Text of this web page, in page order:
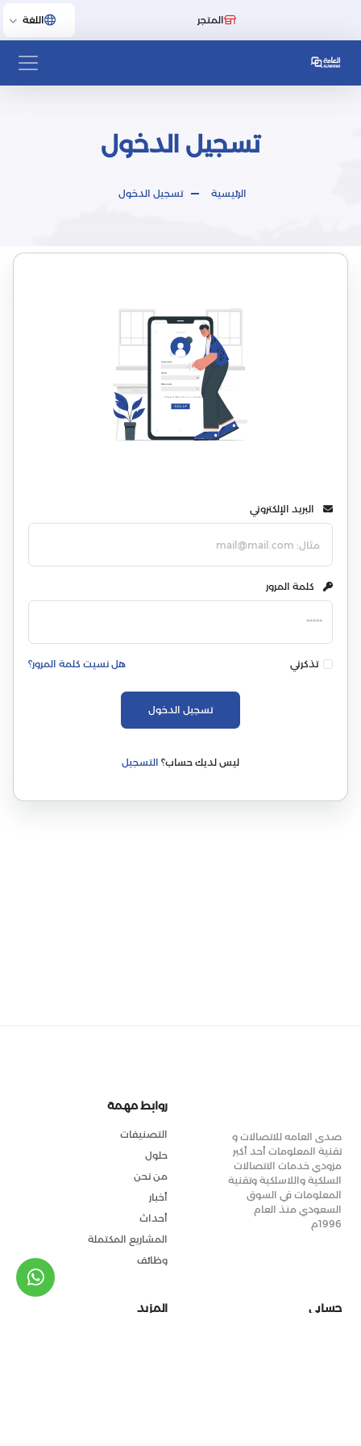
المتجر اللغة
تسجيل الدخول
الرئيسية تسجيل الدخول
البريد الإلكتروني
كلمة المرور
تذكرني هل نسيت كلمة المرور؟
تسجيل الدخول
ليس لديك حساب؟ التسجيل
صدى العامه للاتصالات و
تقنية المعلومات أحد أكبر
مزودي خدمات الاتصالات
السلكية واللاسلكية وتقنية
المعلومات في السوق
السعودي منذ العام
1996م
روابط مهمة
التصنيفات
حلول
من نحن
أخبار
أحداث
المشاريع المكتملة
وظائف
حسابي المزيد